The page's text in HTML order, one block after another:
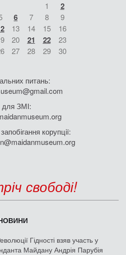
1 2
6 7 8
9
13 14 15
16
20 21 22
23
27 28 29
30
питань:
для ЗМІ:
корупції:
свободі!
Гідності взяв участь у
Майдану Андрія Парубія